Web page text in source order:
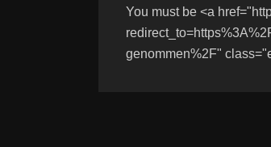
You must be <a
genommen%2F"